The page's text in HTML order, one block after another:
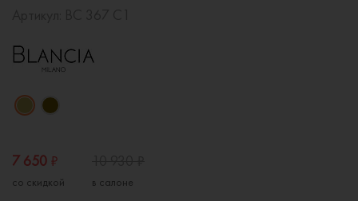
7 650 ₽
со скидкой в салоне